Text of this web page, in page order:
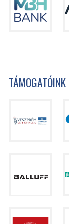
TÁMOGATÓINK